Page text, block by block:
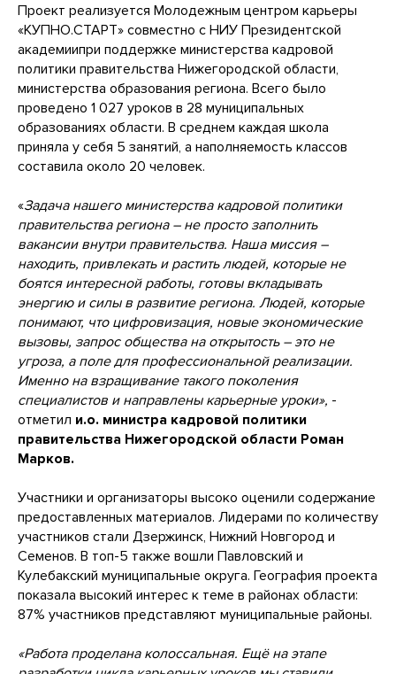
Проект реализуется Молодежным центром карьеры
«КУПНО.СТАРТ» совместно с НИУ Президентской
академиипри поддержке министерства кадровой
политики правительства Нижегородской области,
министерства образования региона. Всего было
проведено 1 027 уроков в 28 муниципальных
образованиях области. В среднем каждая школа
приняла у себя 5 занятий, а наполняемость классов
составила около 20 человек.
«Задача нашего министерства кадровой политики
правительства региона – не просто заполнить
вакансии внутри правительства. Наша миссия –
находить, привлекать и растить людей, которые не
боятся интересной работы, готовы вкладывать
энергию и силы в развитие региона. Людей, которые
понимают, что цифровизация, новые экономические
вызовы, запрос общества на открытость – это не
угроза, а поле для профессиональной реализации.
Именно на взращивание такого поколения
специалистов и направлены карьерные уроки», -
отметил и.о. министра кадровой политики
правительства Нижегородской области Роман
Марков.
Участники и организаторы высоко оценили содержание
предоставленных материалов. Лидерами по количеству
участников стали Дзержинск, Нижний Новгород и
Семенов. В топ-5 также вошли Павловский и
Кулебакский муниципальные округа. География проекта
показала высокий интерес к теме в районах области:
87% участников представляют муниципальные районы.
«Работа проделана колоссальная. Ещё на этапе